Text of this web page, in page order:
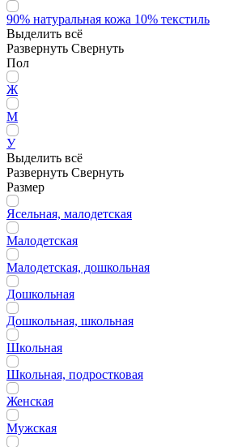
90% натуральная кожа 10% текстиль
Выделить всё
Развернуть Свернуть
Пол
Ж
М
У
Выделить всё
Развернуть Свернуть
Размер
Ясельная, малодетская
Малодетская
Малодетская, дошкольная
Дошкольная
Дошкольная, школьная
Школьная
Школьная, подростковая
Женская
Мужская